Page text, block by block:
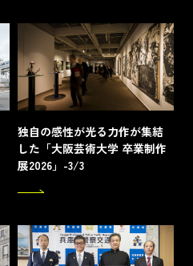
独自の感性が光る力作が集結
した「大阪芸術大学 卒業制作
展2026」-3/3